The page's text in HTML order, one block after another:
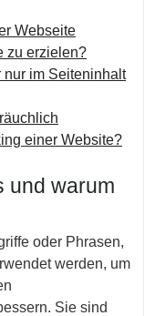
Webseite
zu erzielen?
nur im Seiteninhalt
einer Website?
und warum
oder Phrasen,
werden, um
Sie sind